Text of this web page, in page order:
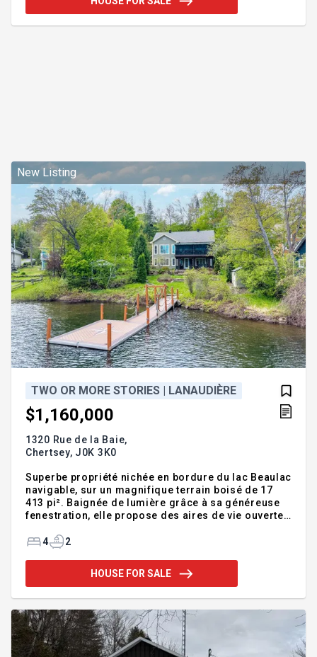
chaque instant devient précieux. Ce sont les vraies
New Listing
TWO OR MORE STORIES | LANAUDIÈRE
$1,160,000
1320 Rue de la Baie,
Chertsey, J0K 3K0
Superbe propriété nichée en bordure du lac Beaulac
navigable, sur un magnifique terrain boisé de 17
413 pi². Baignée de lumière grâce à sa généreuse
fenestration, elle propose des aires de vie ouvertes
spacieuse au charme champêtre avec îlot, grande
créent un espace invitant. Chambre principale au
rez-de-chaussée, 3 chambres au rez-de-jardin et 2
indépendant, d'un gazebo vitré et d'un quai privé
pour une qualité de vie exce
4 2
HOUSE FOR SALE